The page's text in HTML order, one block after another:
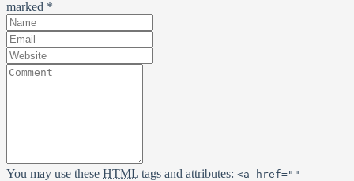
marked *
You may use these HTML tags and attributes: <a href=""